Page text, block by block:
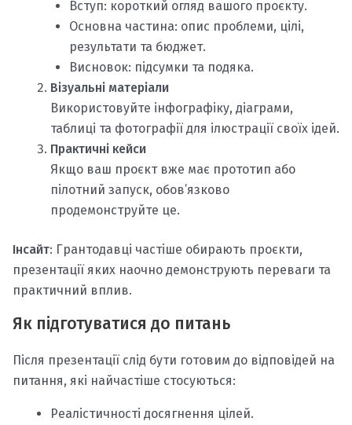
Вступ: короткий огляд вашого проєкту.
Основна частина: опис проблеми, цілі,
результати та бюджет.
Висновок: підсумки та подяка.
Візуальні матеріали
Використовуйте інфографіку, діаграми,
таблиці та фотографії для ілюстрації своїх ідей.
Практичні кейси
Якщо ваш проєкт вже має прототип або
пілотний запуск, обов’язково
продемонструйте це.
Інсайт: Грантодавці частіше обирають проєкти,
презентації яких наочно демонструють переваги та
практичний вплив.
Як підготуватися до питань
Після презентації слід бути готовим до відповідей на
питання, які найчастіше стосуються:
Реалістичності досягнення цілей.